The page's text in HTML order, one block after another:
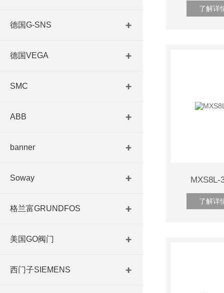
德国G-SNS
德国VEGA
SMC
ABB
banner
Soway
格兰富GRUNDFOS
美国GO阀门
西门子SIEMENS
了解详
MXS8L-
了解详